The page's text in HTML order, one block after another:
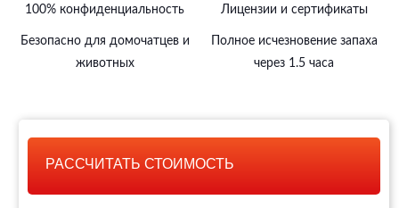
100% конфиденциальность Лицензии и сертификаты
Безопасно для домочатцев и
животных
Полное исчезновение запаха
через 1.5 часа
РАССЧИТАТЬ СТОИМОСТЬ